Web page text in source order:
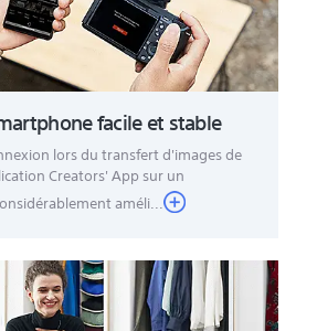
facile et stable
lors du transfert d'images de
Creators' App sur un
améli...